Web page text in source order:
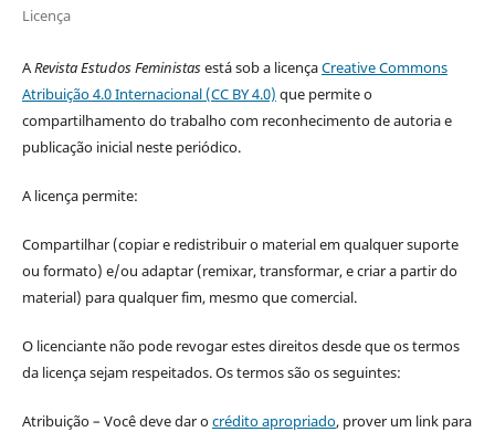
Licença
ARevista Estudos Feministasestá sob a licençaCreative Commons
Atribuição 4.0 Internacional (CC BY 4.0) que permite o
compartilhamento do trabalho com reconhecimento de autoria e
publicação inicial neste periódico.
A licença permite:
Compartilhar (copiar e redistribuir o material em qualquer suporte
ou formato) e/ou adaptar (remixar, transformar, e criar a partir do
material) para qualquer fim, mesmo que comercial.
O licenciante não pode revogar estes direitos desde que os termos
da licença sejam respeitados. Os termos são os seguintes:
Atribuição – Você deve dar ocrédito apropriado, prover um link para